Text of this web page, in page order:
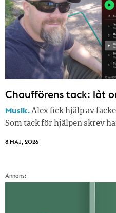
Chaufförens tack: låt
Musik.Alex fick hjälp av
Som tack för hjälpen skrev
8 MAJ, 2026
Annons: